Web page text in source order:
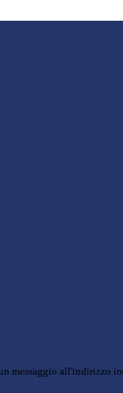
messaggio all'indirizzo